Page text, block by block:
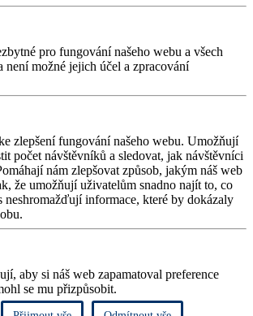
pro fungování našeho webu a všech
není možné jejich účel a zpracování
zlepšení fungování našeho webu. Umožňují
počet návštěvníků a sledovat, jak návštěvníci
nám zlepšovat způsob, jakým náš web
že umožňují uživatelům snadno najít to, co
neshromažďují informace, které by dokázaly
aby si náš web zapamatoval preference
se mu přizpůsobit.